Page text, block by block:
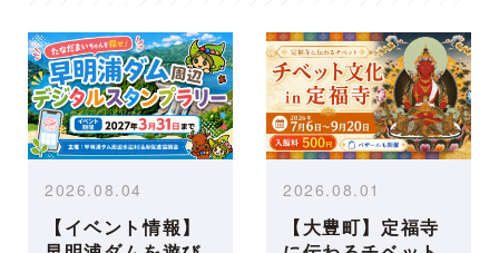
【イベント情報】
2026.08.04
【大豊町】定福寺
2026.08.01